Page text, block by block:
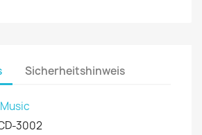
Sicherheitshinweis
3002